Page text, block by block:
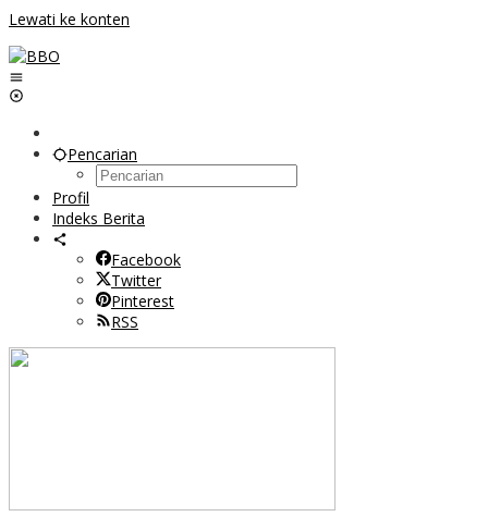
Lewati ke konten
Pencarian
Profil
Indeks Berita
Facebook
Twitter
Pinterest
RSS